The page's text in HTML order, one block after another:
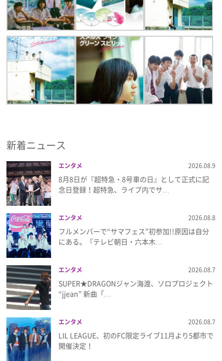
新着ニュース
エンタメ 2026.08.9
8月8日が『超特急・8号車の日』として正式に記
念日登録！超特急、ライブ内でサ…
エンタメ 2026.08.8
フルメンバーで“サマフェス”初参加!!原因は自分
にある。『テレビ朝日・六本木…
エンタメ 2026.08.7
SUPER★DRAGONジャン海渡、ソロプロジェクト
“jjean” 新曲「…
エンタメ 2026.08.7
LIL LEAGUE、初のFC限定ライブ11月より5都市で
開催決定！